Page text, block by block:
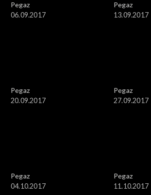
Pegaz
06.09.2017
Pegaz
13.09.2017
Pegaz
20.09.2017
Pegaz
27.09.2017
Pegaz
04.10.2017
Pegaz
11.10.2017